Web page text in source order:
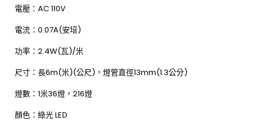
電壓：AC 110V
電㳘：0.07A(安培)
功率：2.4W(瓦)/米
尺寸：長6m(米)(公尺)，燈管直徑13mm(1.3公分)
燈數：1米36燈，216燈
顏色：綠光 LED